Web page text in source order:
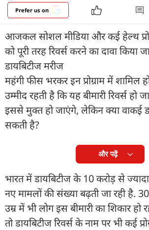
Prefer us on
आजकल सोशल मीडिया और कई हेल्थ
को पूरी तरह रिवर्स करने का दावा किया
डायबिटीज मरीज
महंगी फीस भरकर इन प्रोग्राम में शामिल
उम्मीद रहती है कि यह बीमारी रिवर्स हो
इससे मुक्त हो जाएंगे, लेकिन क्या वाकई
सकती है?
और पढ़ें
भारत में डायबिटीज के 10 करोड़ से
नए मामलों की संख्या बढ़ती जा रही है.
उम्र में भी लोग इस बीमारी का शिकार
तो डायबिटीज रिवर्स के नाम पर भी कई